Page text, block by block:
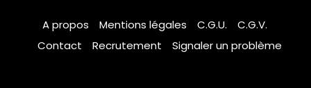
A propos Mentions légales C.G.U.
C.G.V.
Contact
Recrutement Signaler un problème